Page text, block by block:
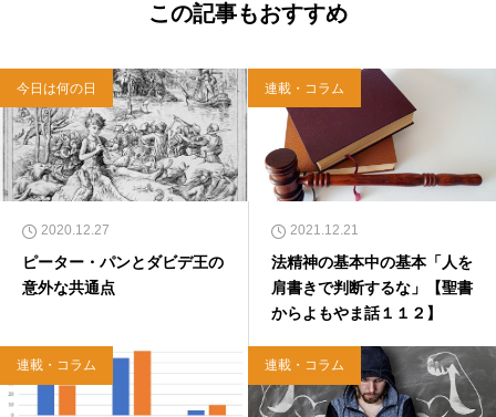
この記事もおすすめ
今日は何の日
2020.12.27
ピーター・パンとダビデ王の
意外な共通点
連載・コラム
2021.12.21
法精神の基本中の基本「人を
肩書きで判断するな」【聖書
からよもやま話１１２】
連載・コラム 連載・コラム